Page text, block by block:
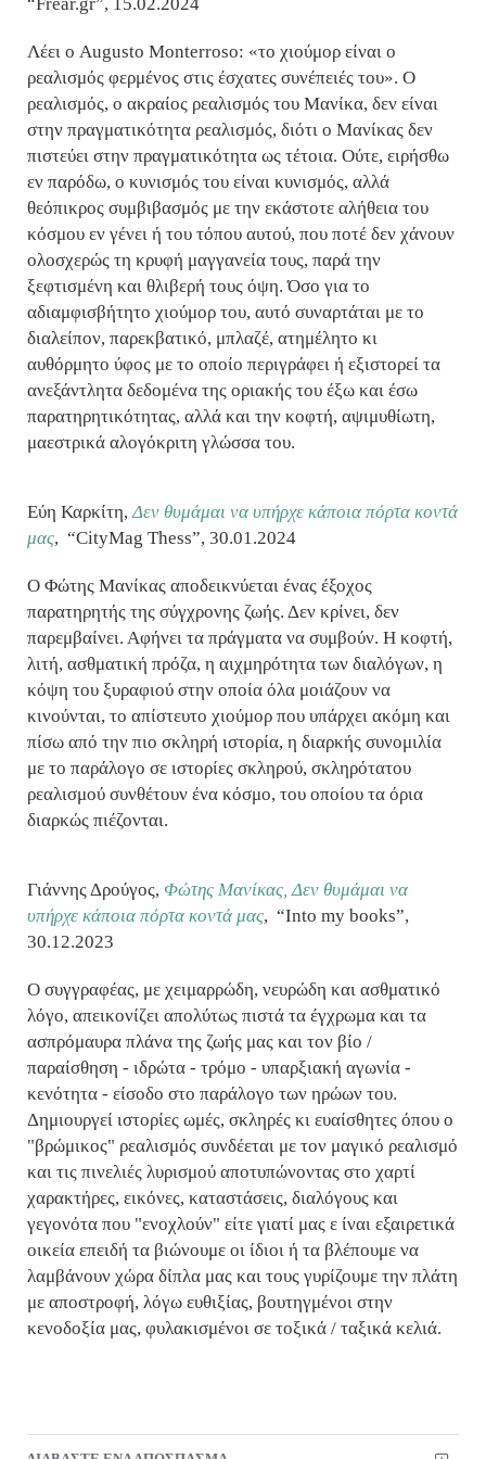
Λέει ο Augusto Monterroso: «το χιούμορ είναι ο
ρεαλισμός φερμένος στις έσχατες συνέπειές του». Ο
ρεαλισμός, ο ακραίος ρεαλισμός του Μανίκα, δεν είναι
στην πραγματικότητα ρεαλισμός, διότι ο Μανίκας δεν
πιστεύει στην πραγματικότητα ως τέτοια. Ούτε, ειρήσθω
εν παρόδω, ο κυνισμός του είναι κυνισμός, αλλά
θεόπικρος συμβιβασμός με την εκάστοτε αλήθεια του
κόσμου εν γένει ή του τόπου αυτού, που ποτέ δεν χάνουν
ολοσχερώς τη κρυφή μαγγανεία τους, παρά την
ξεφτισμένη και θλιβερή τους όψη. Όσο για το
αδιαμφισβήτητο χιούμορ του, αυτό συναρτάται με το
διαλείπον, παρεκβατικό, μπλαζέ, ατημέλητο κι
αυθόρμητο ύφος με το οποίο περιγράφει ή εξιστορεί τα
ανεξάντλητα δεδομένα της οριακής του έξω και έσω
παρατηρητικότητας, αλλά και την κοφτή, αψιμυθίωτη,
μαεστρικά αλογόκριτη γλώσσα του.
Εύη Καρκίτη, Δεν θυμάμαι να υπήρχε κάποια πόρτα κοντά
μας, “CityMag Thess”, 30.01.2024
Ο Φώτης Μανίκας αποδεικνύεται ένας έξοχος
παρατηρητής της σύγχρονης ζωής. Δεν κρίνει, δεν
παρεμβαίνει. Αφήνει τα πράγματα να συμβούν. Η κοφτή,
λιτή, ασθματική πρόζα, η αιχμηρότητα των διαλόγων, η
κόψη του ξυραφιού στην οποία όλα μοιάζουν να
κινούνται, το απίστευτο χιούμορ που υπάρχει ακόμη και
πίσω από την πιο σκληρή ιστορία, η διαρκής συνομιλία
με το παράλογο σε ιστορίες σκληρού, σκληρότατου
ρεαλισμού συνθέτουν ένα κόσμο, του οποίου τα όρια
διαρκώς πιέζονται.
Γιάννης Δρούγος, Φώτης Μανίκας, Δεν θυμάμαι να
υπήρχε κάποια πόρτα κοντά μας, “Into my books”,
30.12.2023
Ο συγγραφέας, με χειμαρρώδη, νευρώδη και ασθματικό
λόγο, απεικονίζει απολύτως πιστά τα έγχρωμα και τα
ασπρόμαυρα πλάνα της ζωής μας και τον βίο /
παραίσθηση - ιδρώτα - τρόμο - υπαρξιακή αγωνία -
κενότητα - είσοδο στο παράλογο των ηρώων του.
Δημιουργεί ιστορίες ωμές, σκληρές κι ευαίσθητες όπου ο
"βρώμικος" ρεαλισμός συνδέεται με τον μαγικό ρεαλισμό
και τις πινελιές λυρισμού αποτυπώνοντας στο χαρτί
χαρακτήρες, εικόνες, καταστάσεις, διαλόγους και
γεγονότα που "ενοχλούν" είτε γιατί μας ε ίναι εξαιρετικά
οικεία επειδή τα βιώνουμε οι ίδιοι ή τα βλέπουμε να
λαμβάνουν χώρα δίπλα μας και τους γυρίζουμε την πλάτη
με αποστροφή, λόγω ευθιξίας, βουτηγμένοι στην
κενοδοξία μας, φυλακισμένοι σε τοξικά / ταξικά κελιά.